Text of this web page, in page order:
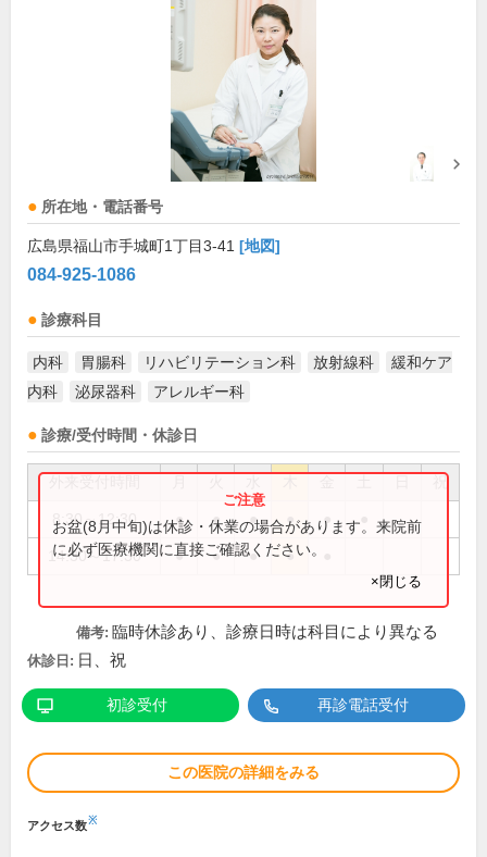
所在地・電話番号
広島県福山市手城町1丁目3-41 [地図]
084-925-1086
診療科目
内科 胃腸科 リハビリテーション科 放射線科
緩和ケア
内科
泌尿器科 アレルギー科
診療/受付時間・休診日
祝
8:30～12:30 ● ● ● ● ●
14:30～17:30 ● ● ● ●
お盆(8月中旬)は休診・休業の場合があります。来院前
に必ず医療機関に直接ご確認ください。
×閉じる
備考: 臨時休診あり、診療日時は科目により異なる
休診日: 日、祝
初診受付 再診電話受付
この医院の詳細をみる
アクセス数※